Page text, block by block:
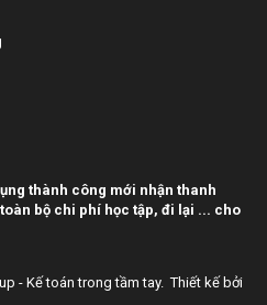
trong lĩnh vực hàng không
ký (xác nhận) sử dụng mã số
định kỉnh doanh hàng hoá, dịch
và lệ phí cấp Giấy phép thành
thành công mới nhận thanh
bộ chi phí học tập, đi lại ... cho
- Kế toán trong tầm tay.Thiết kế bởi